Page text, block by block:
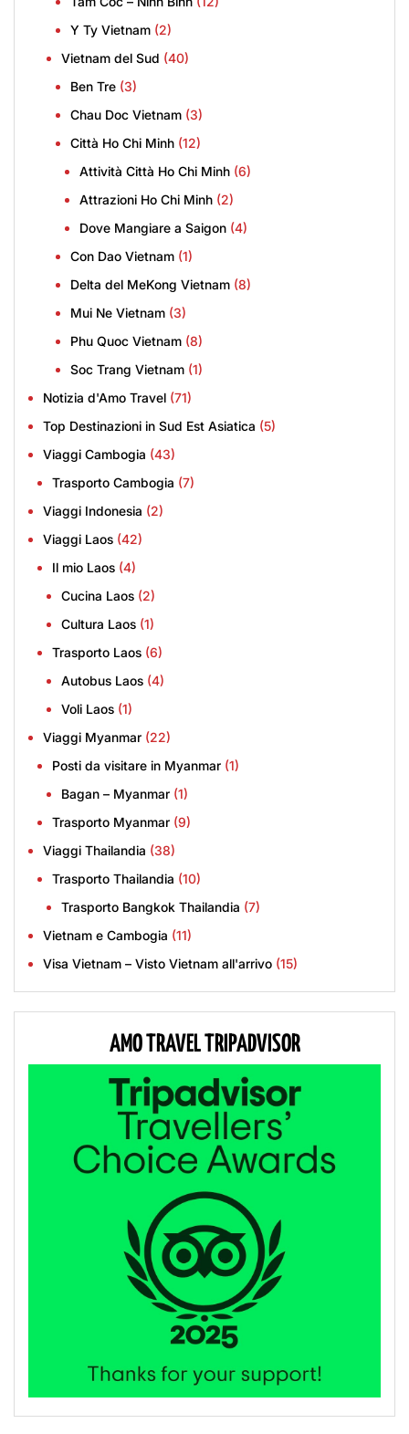
Y Ty Vietnam (2)
Vietnam del Sud (40)
Ben Tre (3)
Chau Doc Vietnam (3)
Città Ho Chi Minh (12)
Attività Città Ho Chi Minh (6)
Attrazioni Ho Chi Minh (2)
Dove Mangiare a Saigon (4)
Con Dao Vietnam (1)
Delta del MeKong Vietnam (8)
Mui Ne Vietnam (3)
Phu Quoc Vietnam (8)
Soc Trang Vietnam (1)
Notizia d'Amo Travel (71)
Top Destinazioni in Sud Est Asiatica (5)
Viaggi Cambogia (43)
Trasporto Cambogia (7)
Viaggi Indonesia (2)
Viaggi Laos (42)
Il mio Laos (4)
Cucina Laos (2)
Cultura Laos (1)
Trasporto Laos (6)
Autobus Laos (4)
Voli Laos (1)
Viaggi Myanmar (22)
Posti da visitare in Myanmar (1)
Bagan – Myanmar (1)
Trasporto Myanmar (9)
Viaggi Thailandia (38)
Trasporto Thailandia (10)
Trasporto Bangkok Thailandia (7)
Vietnam e Cambogia (11)
Visa Vietnam – Visto Vietnam all'arrivo (15)
AMO TRAVEL TRIPADVISOR